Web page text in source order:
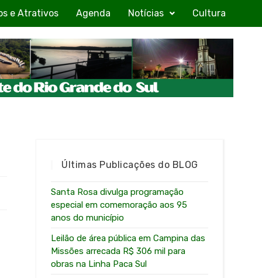
e Atrativos Agenda Notícias Cultura
Últimas Publicações do BLOG
Santa Rosa divulga programação
especial em comemoração aos 95
anos do município
Leilão de área pública em Campina das
Missões arrecada R$ 306 mil para
obras na Linha Paca Sul